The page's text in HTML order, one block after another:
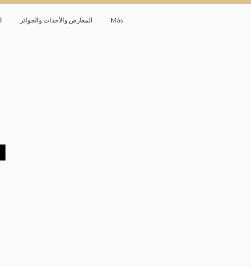
المعارض والأحداث والجوائز Más